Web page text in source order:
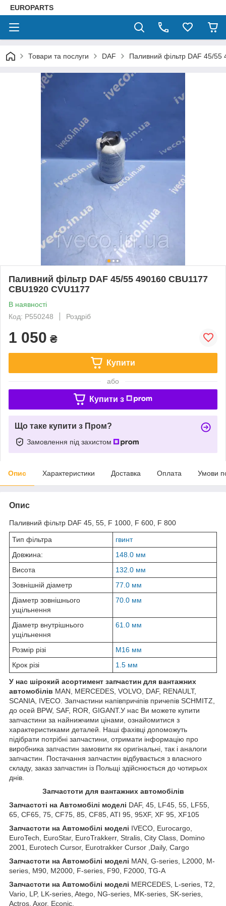
EUROPARTS
Товари та послуги DAF Паливний фільтр DAF 45/55
Паливний фільтр DAF 45/55 490160 CBU1177
CBU1920 CVU1177
В наявності
Код: P550248
Роздріб
1 050 ₴
Купити
або
Купити з
Що таке купити з Пром?
Замовлення під захистом
Опис Характеристики Доставка Оплата Умови
Опис
Паливний фільтр DAF 45, 55, F 1000, F 600, F 800
Тип фільтра
гвинт
Довжина:
148.0 мм
Висота
132.0 мм
Зовнішній діаметр
77.0 мм
Діаметр зовнішнього
ущільнення
70.0 мм
Діаметр внутрішнього
ущільнення
61.0 мм
Розмір різі
M16 мм
Крок різі
1.5 мм
У нас шірокий асортимент запчастин для вантажних
автомобілів MAN, MERCEDES, VOLVO, DAF, RENAULT,
SCANIA, IVECO. Запчастини напівпричіпів причепів SCHMITZ,
до осей BPW, SAF, ROR, GIGANT.У нас Ви можете купити
запчастини за найнижчими цінами, ознайомитися з
характеристиками деталей. Наші фахівці допоможуть
підібрати потрібні запчастини, отримати інформацію про
виробника запчастин замовити як оригінальні, так і аналоги
запчастин. Постачання запчастин відбувається з власного
складу, заказ запчастин із Польщі здійснюється до чотирьох
днів.
Запчастоти для вантажних автомобілів
Запчастоті на Автомобілі моделі DAF, 45, LF45, 55, LF55,
65, CF65, 75, CF75, 85, CF85, ATI 95, 95XF, XF 95, XF105
Запчастоти на Автомобілі моделі IVECO, Eurocargo,
EuroTech, EuroStar, EuroTrakkerr, Stralis, City Class, Domino
2001, Eurotech Cursor, Eurotrakker Cursor ,Daily, Cargo
Запчастоти на Автомобілі моделі MAN, G-series, L2000, M-
series, M90, M2000, F-series, F90, F2000, TG-A
Запчастоти на Автомобілі моделі MERCEDES, L-series, T2,
Vario, LP, LK-series, Atego, NG-series, MK-series, SK-series,
Actros, Axor, Econic,